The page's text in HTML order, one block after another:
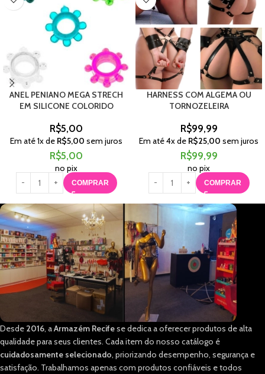
ANEL PENIANO MEGA STRECH
EM SILICONE COLORIDO
R$5,00
Em até1x de R$5,00 sem juros
R$5,00
no pix
COMPRAR
HARNESS COM ALGEMA OU
TORNOZELEIRA
R$99,99
Em até4x de R$25,00 sem juros
R$99,99
no pix
COMPRAR
Desde 2016, aArmazém Recifese dedica a oferecer produtos de alta
qualidade para seus clientes. Cada item do nosso catálogo é
cuidadosamente selecionado, priorizando desempenho, segurança e
satisfação. Trabalhamos apenas com produtos confiáveis e todos